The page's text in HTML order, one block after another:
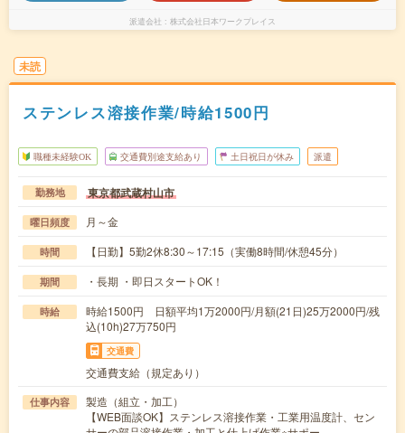
派遣会社 株式会社日本ワークプレイス
未読
ステンレス溶接作業/時給1500円
職種未経験OK 交通費別途支給あり 土日祝日が休み 派遣
勤務地 東京都武蔵村山市
曜日頻度 月～金
時間 【日勤】5勤2休8:30～17:15（実働8時間/休憩45分）
期間 ・長期 ・即日スタートOK！
時給
時給1500円 日額平均1万2000円/月額(21日)25万2000円/残
込(10h)27万750円
交通費
交通費支給（規定あり）
仕事内容
製造（組立・加工）
【WEB面談OK】ステンレス溶接作業・工業用温度計、セン